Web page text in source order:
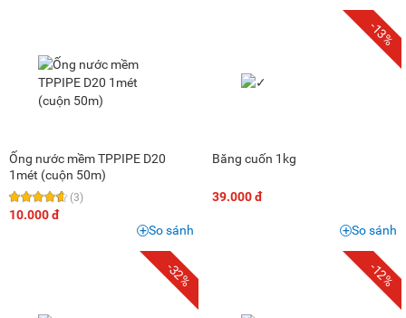
Ống nước mềm TPPIPE D20
1mét (cuộn 50m)
(3)
10.000 đ
So sánh
-13%
Băng cuốn 1kg
39.000 đ
So sánh
-32% -12%